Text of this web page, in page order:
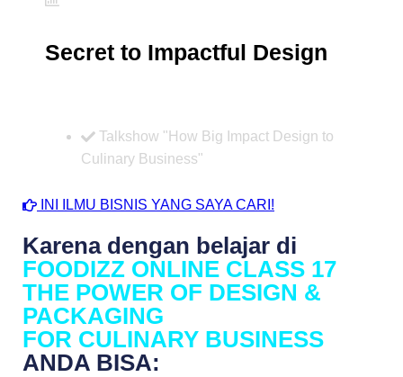
Secret to Impactful Design
Talkshow "How Big Impact Design to
Culinary Business"
INI ILMU BISNIS YANG SAYA CARI!
Karena dengan belajar di
FOODIZZ ONLINE CLASS 17
THE POWER OF DESIGN &
PACKAGING
FOR CULINARY BUSINESS
ANDA BISA: